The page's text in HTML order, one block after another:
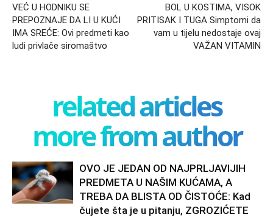
VEĆ U HODNIKU SE
PREPOZNAJE DA LI U KUĆI
IMA SREĆE: Ovi predmeti kao
ludi privlače siromaštvo
BOL U KOSTIMA, VISOK
PRITISAK I TUGA Simptomi da
vam u tijelu nedostaje ovaj
VAŽAN VITAMIN
related articles
more from author
OVO JE JEDAN OD NAJPRLJAVIJIH
PREDMETA U NAŠIM KUĆAMA, A
TREBA DA BLISTA OD ČISTOĆE: Kad
čujete šta je u pitanju, ZGROZIĆETE